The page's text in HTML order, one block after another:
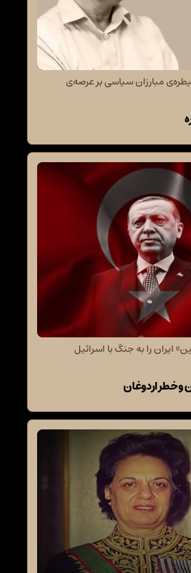
مبارزان سیاسی بر عرصه‌ی
ایران را به جنگ با اسرائیل
و خطر اردوغان